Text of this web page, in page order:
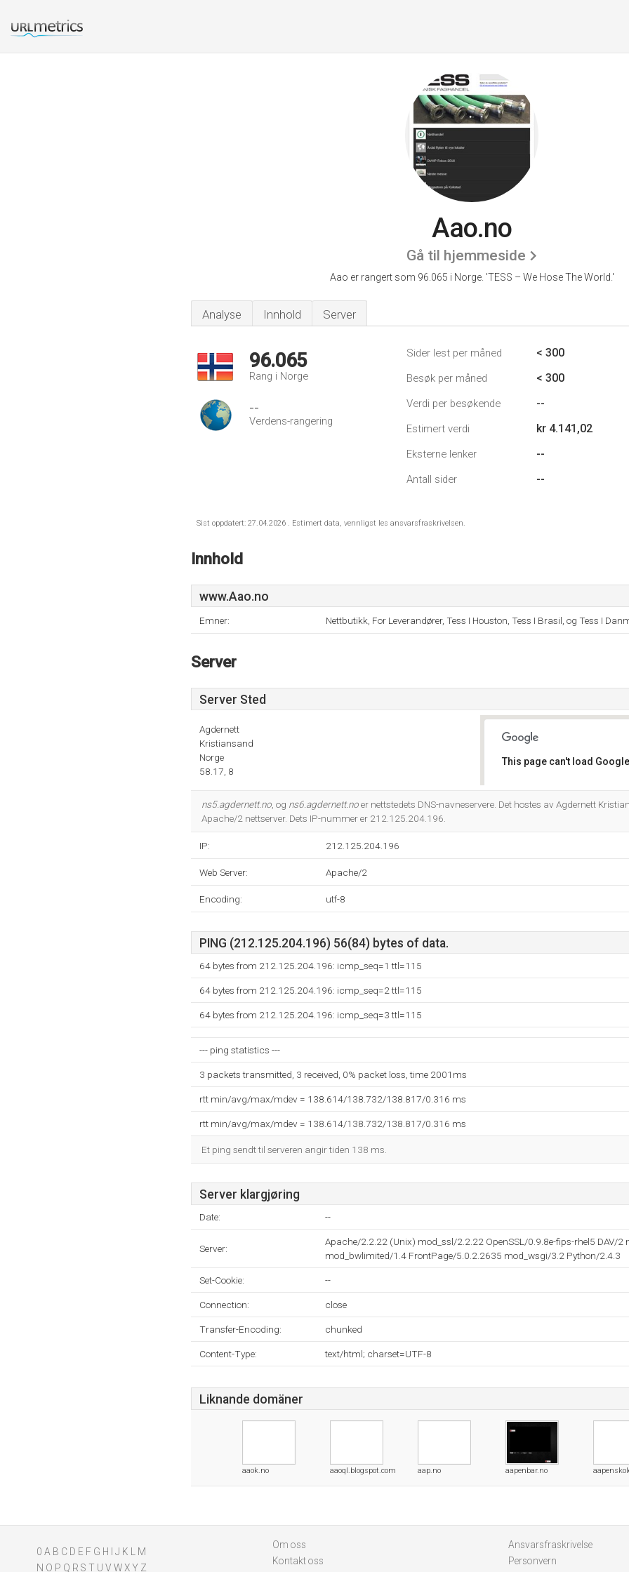
Aao.no
Gå til hjemmeside
Aao er rangert som 96.065 i Norge. 'TESS – We Hose The World.'
Analyse Innhold Server
96.065
Rang i Norge
--
Verdens-rangering
Sider lest per måned < 300
Besøk per måned < 300
Verdi per besøkende --
Estimert verdi kr 4.141,02
Eksterne lenker --
Antall sider --
Sist oppdatert: 27.04.2026 . Estimert data, vennligst les ansvarsfraskrivelsen.
Innhold
www.Aao.no
Emner: Nettbutikk, For Leverandører, Tess I Houston, Tess I Brasil, og Tess I
Server
Server Sted
Agdernett
Kristiansand
Norge
58.17, 8
This page can't load
ns5.agdernett.no , og ns6.agdernett.noer nettstedets DNS-navneservere. Det hostes av Agdernett
Apache/2 nettserver. Dets IP-nummer er 212.125.204.196.
IP: 212.125.204.196
Web Server: Apache/2
Encoding: utf-8
PING (212.125.204.196) 56(84) bytes of data.
64 bytes from 212.125.204.196: icmp_seq=1 ttl=115
64 bytes from 212.125.204.196: icmp_seq=2 ttl=115
64 bytes from 212.125.204.196: icmp_seq=3 ttl=115
--- ping statistics ---
3 packets transmitted, 3 received, 0% packet loss, time 2001ms
rtt min/avg/max/mdev = 138.614/138.732/138.817/0.316 ms
rtt min/avg/max/mdev = 138.614/138.732/138.817/0.316 ms
Et ping sendt til serveren angir tiden 138 ms.
Server klargjøring
Date: --
Server:
Apache/2.2.22 (Unix) mod_ssl/2.2.22 OpenSSL/0.9.8e-fips-rhel5 DAV/
mod_bwlimited/1.4 FrontPage/5.0.2.2635 mod_wsgi/3.2 Python/2.4.3
Set-Cookie: --
Connection: close
Transfer-Encoding: chunked
Content-Type: text/html; charset=UTF-8
Liknande domäner
aaok.no aaoql.blogspot.com aap.no aapenbar.no
0 A B C D E F G H J K
M
N O P Q R S T U V WXY Z
Om oss
Kontakt oss
Ansvarsfraskrivelse
Personvern